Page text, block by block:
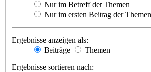
Nur im Betreff der Themen
Nur im ersten Beitrag der Themen
Ergebnisse anzeigen als:
Beiträge
Themen
Ergebnisse sortieren nach: